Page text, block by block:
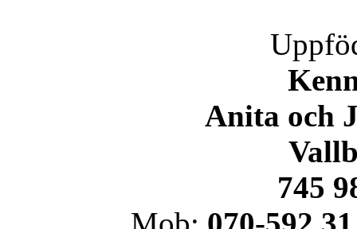
Anita och
745